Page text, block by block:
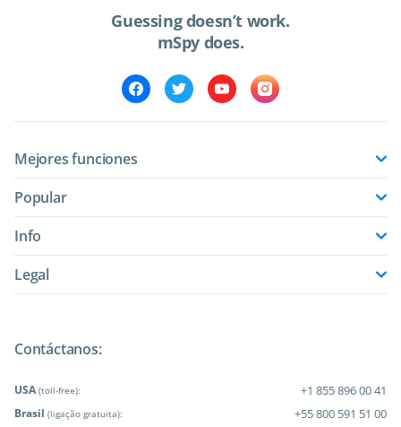
Guessing doesn’t work.
mSpy does.
Mejores funciones
Popular
Info
Legal
Contáctanos:
USA (toll-free): +1 855 896 00 41
Brasil (ligação gratuita): +55 800 591 51 00